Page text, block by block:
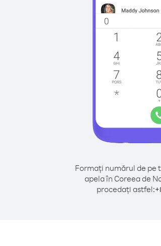
Formați numărul de pe
apela în Coreea de
procedați astfel:+